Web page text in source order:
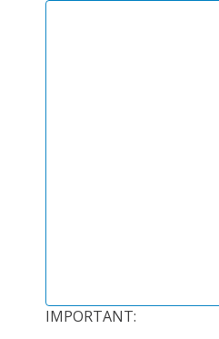
FORMATION DOCTORALE
IMPORTANT: